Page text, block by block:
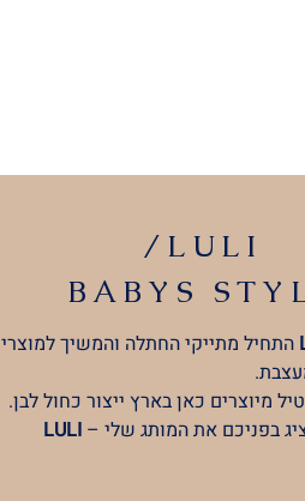
/LULI
BABYS
התחיל מתייקי החתלה והמשיך למוצרי
מיוצרים כאן בארץ ייצור כחול לבן.
בפניכם את המותג שלי –LULI